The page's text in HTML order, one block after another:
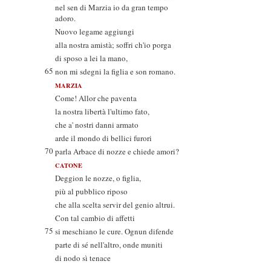
nel sen di Marzia io da gran tempo
adoro.
Nuovo legame aggiungi
alla nostra amistà; soffri ch'io porga
di sposo a lei la mano,
65 non mi sdegni la figlia e son romano.
MARZIA
Come! Allor che paventa
la nostra libertà l'ultimo fato,
che a' nostri danni armato
arde il mondo di bellici furori
70parla Arbace di nozze e chiede amori?
CATONE
Deggion le nozze, o figlia,
più al pubblico riposo
che alla scelta servir del genio altrui.
Con tal cambio di affetti
75 si meschiano le cure. Ognun difende
parte di sé nell'altro, onde muniti
di nodo sì tenace